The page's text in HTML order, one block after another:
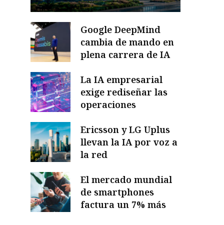
Google DeepMind
cambia de mando en
plena carrera de IA
La IA empresarial
exige rediseñar las
operaciones
Ericsson y LG Uplus
llevan la IA por voz a
la red
El mercado mundial
de smartphones
factura un 7% más